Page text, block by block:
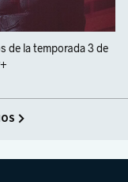
de la temporada 3 de